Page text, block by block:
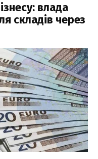
влада
складів через